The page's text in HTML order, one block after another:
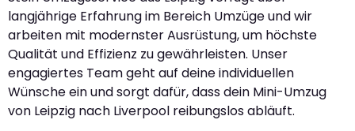
langjährige Erfahrung im Bereich Umzüge und wir
arbeiten mit modernster Ausrüstung, um höchste
Qualität und Effizienz zu gewährleisten. Unser
engagiertes Team geht auf deine individuellen
Wünsche ein und sorgt dafür, dass dein Mini-Umzug
von Leipzig nach Liverpool reibungslos abläuft.